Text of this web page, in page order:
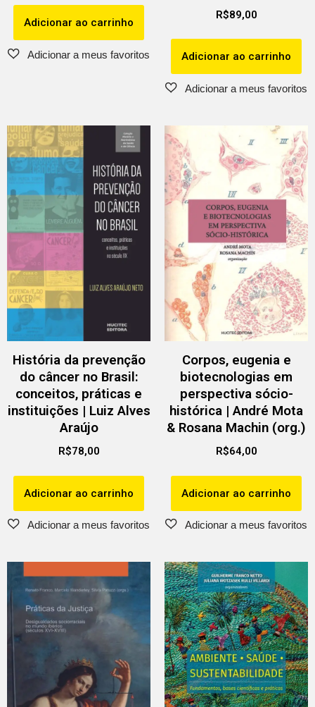
Adicionar ao carrinho
R$89,00
Adicionar ao carrinho
História da prevenção
do câncer no Brasil:
conceitos, práticas e
instituições | Luiz Alves
Araújo
R$78,00
Adicionar ao carrinho
Corpos, eugenia e
biotecnologias em
perspectiva sócio-
histórica | André Mota
& Rosana Machin (org.)
R$64,00
Adicionar ao carrinho